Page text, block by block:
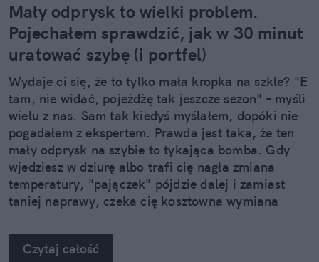
Mały odprysk to wielki problem.
Pojechałem sprawdzić, jak w 30 minut
uratować szybę (i portfel)
Wydaje ci się, że to tylko mała kropka na szkle? "E
tam, nie widać, pojeżdżę tak jeszcze sezon" – myśli
wielu z nas. Sam tak kiedyś myślałem, dopóki nie
pogadałem z ekspertem. Prawda jest taka, że ten
mały odprysk na szybie to tykająca bomba. Gdy
wjedziesz w dziurę albo trafi cię nagła zmiana
temperatury, "pajączek" pójdzie dalej i zamiast
taniej naprawy, czeka cię kosztowna wymiana
na własne oczy zobaczyć, jak profesjonaliści radzą
sobie z takimi uszkodzeniami.
Czytaj całość